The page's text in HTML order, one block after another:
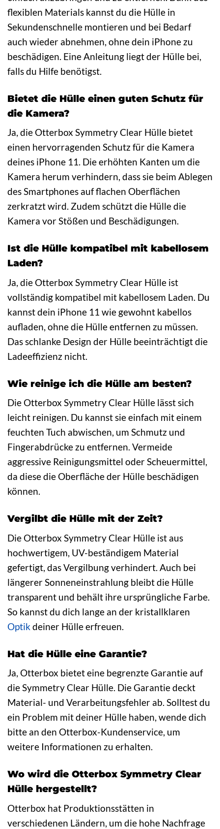
flexiblen Materials kannst du die Hülle in
Sekundenschnelle montieren und bei Bedarf
auch wieder abnehmen, ohne dein iPhone zu
beschädigen. Eine Anleitung liegt der Hülle bei,
falls du Hilfe benötigst.
Bietet die Hülle einen guten Schutz für
die Kamera?
Ja, die Otterbox Symmetry Clear Hülle bietet
einen hervorragenden Schutz für die Kamera
deines iPhone 11. Die erhöhten Kanten um die
Kamera herum verhindern, dass sie beim Ablegen
des Smartphones auf flachen Oberflächen
zerkratzt wird. Zudem schützt die Hülle die
Kamera vor Stößen und Beschädigungen.
Ist die Hülle kompatibel mit kabellosem
Laden?
Ja, die Otterbox Symmetry Clear Hülle ist
vollständig kompatibel mit kabellosem Laden. Du
kannst dein iPhone 11 wie gewohnt kabellos
aufladen, ohne die Hülle entfernen zu müssen.
Das schlanke Design der Hülle beeinträchtigt die
Ladeeffizienz nicht.
Wie reinige ich die Hülle am besten?
Die Otterbox Symmetry Clear Hülle lässt sich
leicht reinigen. Du kannst sie einfach mit einem
feuchten Tuch abwischen, um Schmutz und
Fingerabdrücke zu entfernen. Vermeide
aggressive Reinigungsmittel oder Scheuermittel,
da diese die Oberfläche der Hülle beschädigen
können.
Vergilbt die Hülle mit der Zeit?
Die Otterbox Symmetry Clear Hülle ist aus
hochwertigem, UV-beständigem Material
gefertigt, das Vergilbung verhindert. Auch bei
längerer Sonneneinstrahlung bleibt die Hülle
transparent und behält ihre ursprüngliche Farbe.
So kannst du dich lange an der kristallklaren
Optikdeiner Hülle erfreuen.
Hat die Hülle eine Garantie?
Ja, Otterbox bietet eine begrenzte Garantie auf
die Symmetry Clear Hülle. Die Garantie deckt
Material- und Verarbeitungsfehler ab. Solltest du
ein Problem mit deiner Hülle haben, wende dich
bitte an den Otterbox-Kundenservice, um
weitere Informationen zu erhalten.
Wo wird die Otterbox Symmetry Clear
Hülle hergestellt?
Otterbox hat Produktionsstätten in
verschiedenen Ländern, um die hohe Nachfrage